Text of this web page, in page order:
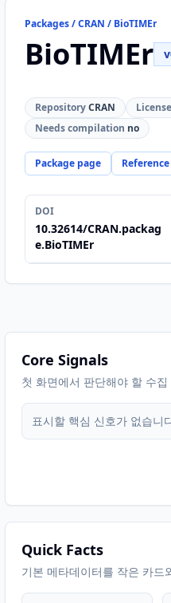
Packages / CRAN / BioTIMEr
BioTIMEr
RepositoryCRAN License
Needs compilation no
Package page Reference
DOI
10.32614/CRAN.packag
e.BioTIMEr
Core Signals
첫 화면에서 판단해야 할 수
표시할 핵심 신호가 없습니
Quick Facts
기본 메타데이터를 작은 카드